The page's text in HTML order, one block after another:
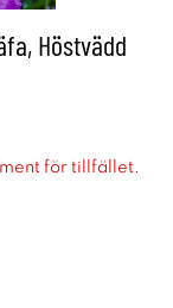
Höstvädd
för tillfället.